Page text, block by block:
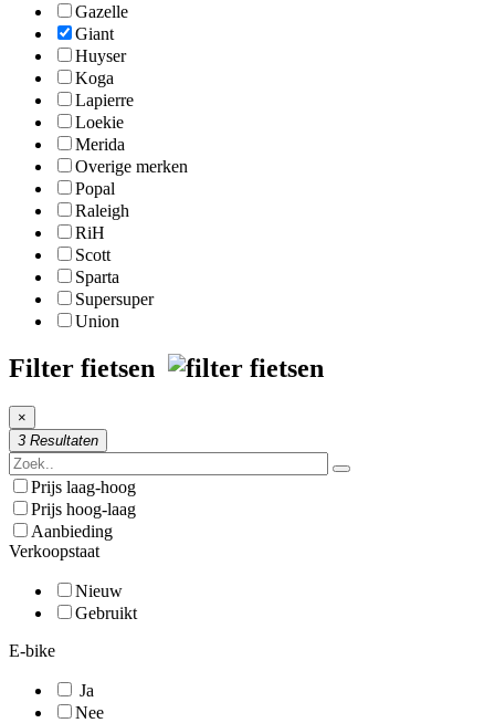
Gazelle
Giant
Huyser
Koga
Lapierre
Loekie
Merida
Overige merken
Popal
Raleigh
RiH
Scott
Sparta
Supersuper
Union
Filter fietsen
×
3 Resultaten
Prijs laag-hoog
Prijs hoog-laag
Aanbieding
Verkoopstaat
Nieuw
Gebruikt
E-bike
Ja
Nee